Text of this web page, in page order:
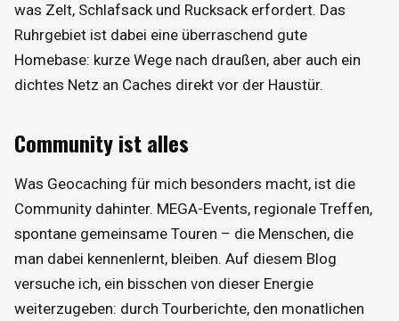
was Zelt, Schlafsack und Rucksack erfordert. Das
Ruhrgebiet ist dabei eine überraschend gute
Homebase: kurze Wege nach draußen, aber auch ein
dichtes Netz an Caches direkt vor der Haustür.
Community ist alles
Was Geocaching für mich besonders macht, ist die
Community dahinter. MEGA-Events, regionale Treffen,
spontane gemeinsame Touren – die Menschen, die
man dabei kennenlernt, bleiben. Auf diesem Blog
versuche ich, ein bisschen von dieser Energie
weiterzugeben: durch Tourberichte, den monatlichen